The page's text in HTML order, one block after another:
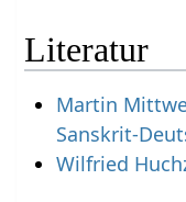
Literatur
Martin
Sanskrit-
Wilfried